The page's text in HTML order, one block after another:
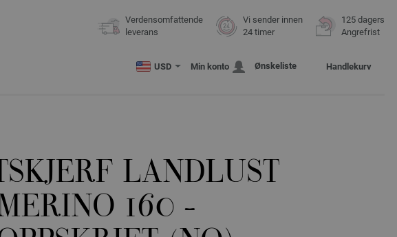
Verdensomfattende
leverans
Vi sender innen
24 timer
125 dagers
Angrefrist
USD Min konto Ønskeliste Handlekurv
LANDLUST
160 -